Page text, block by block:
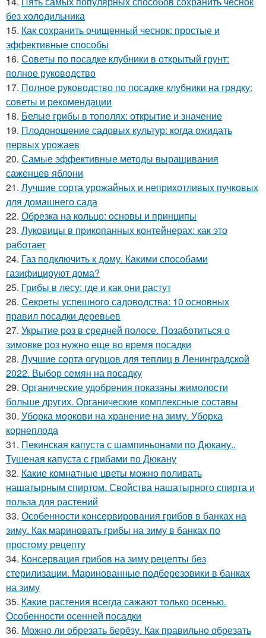
без холодильника
15. Как сохранить очищенный чеснок: простые и
эффективные способы
16. Советы по посадке клубники в открытый грунт:
полное руководство
17. Полное руководство по посадке клубники на грядку:
советы и рекомендации
18. Белые грибы в тополях: открытие и значение
19. Плодоношение садовых культур: когда ожидать
первых урожаев
20. Самые эффективные методы выращивания
саженцев яблони
21. Лучшие сорта урожайных и неприхотливых пучковых
для домашнего сада
22. Обрезка на кольцо: основы и принципы
23. Луковицы в прикопанных контейнерах: как это
работает
24. Газ подключить к дому. Какими способами
газифицируют дома?
25. Грибы в лесу: где и как они растут
26. Секреты успешного садоводства: 10 основных
правил посадки деревьев
27. Укрытие роз в средней полосе. Позаботиться о
зимовке роз нужно еще во время посадки
28. Лучшие сорта огурцов для теплиц в Ленинградской
2022. Выбор семян на посадку
29. Органические удобрения показаны жимолости
больше других. Органические комплексные составы
30. Уборка моркови на хранение на зиму. Уборка
корнеплода
31. Пекинская капуста с шампиньонами по Дюкану..
Тушеная капуста с грибами по Дюкану
32. Какие комнатные цветы можно поливать
нашатырным спиртом. Свойства нашатырного спирта и
польза для растений
33. Особенности консервирования грибов в банках на
зиму. Как мариновать грибы на зиму в банках по
простому рецепту
34. Консервация грибов на зиму рецепты без
стерилизации. Маринованные подберезовики в банках
на зиму
35. Какие растения всегда сажают только осенью.
Особенности осенней посадки
36. Можно ли обрезать берёзу. Как правильно обрезать